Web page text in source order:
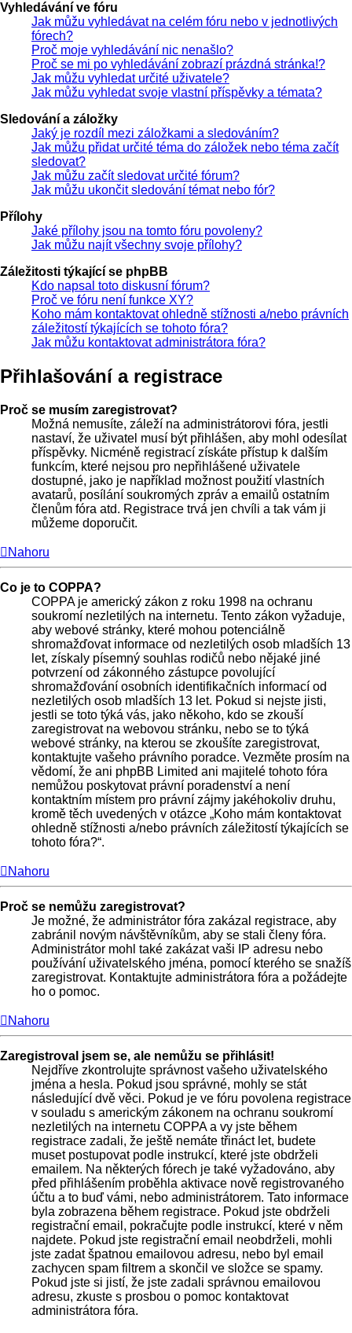
Vyhledávání ve fóru
Jak můžu vyhledávat na celém fóru nebo v jednotlivých
fórech?
Proč moje vyhledávání nic nenašlo?
Proč se mi po vyhledávání zobrazí prázdná stránka!?
Jak můžu vyhledat určité uživatele?
Jak můžu vyhledat svoje vlastní příspěvky a témata?
Sledování a záložky
Jaký je rozdíl mezi záložkami a sledováním?
Jak můžu přidat určité téma do záložek nebo téma začít
sledovat?
Jak můžu začít sledovat určité fórum?
Jak můžu ukončit sledování témat nebo fór?
Přílohy
Jaké přílohy jsou na tomto fóru povoleny?
Jak můžu najít všechny svoje přílohy?
Záležitosti týkající se phpBB
Kdo napsal toto diskusní fórum?
Proč ve fóru není funkce XY?
Koho mám kontaktovat ohledně stížnosti a/nebo právních
záležitostí týkajících se tohoto fóra?
Jak můžu kontaktovat administrátora fóra?
Přihlašování a registrace
Proč se musím zaregistrovat?
Možná nemusíte, záleží na administrátorovi fóra, jestli
nastaví, že uživatel musí být přihlášen, aby mohl odesílat
příspěvky. Nicméně registrací získáte přístup k dalším
funkcím, které nejsou pro nepřihlášené uživatele
dostupné, jako je například možnost použití vlastních
avatarů, posílání soukromých zpráv a emailů ostatním
členům fóra atd. Registrace trvá jen chvíli a tak vám ji
můžeme doporučit.
Nahoru
Co je to COPPA?
COPPA je americký zákon z roku 1998 na ochranu
soukromí nezletilých na internetu. Tento zákon vyžaduje,
aby webové stránky, které mohou potenciálně
shromažďovat informace od nezletilých osob mladších 13
let, získaly písemný souhlas rodičů nebo nějaké jiné
potvrzení od zákonného zástupce povolující
shromažďování osobních identifikačních informací od
nezletilých osob mladších 13 let. Pokud si nejste jisti,
jestli se toto týká vás, jako někoho, kdo se zkouší
zaregistrovat na webovou stránku, nebo se to týká
webové stránky, na kterou se zkoušíte zaregistrovat,
kontaktujte vašeho právního poradce. Vezměte prosím na
vědomí, že ani phpBB Limited ani majitelé tohoto fóra
nemůžou poskytovat právní poradenství a není
kontaktním místem pro právní zájmy jakéhokoliv druhu,
kromě těch uvedených v otázce „Koho mám kontaktovat
ohledně stížnosti a/nebo právních záležitostí týkajících se
tohoto fóra?“.
Nahoru
Proč se nemůžu zaregistrovat?
Je možné, že administrátor fóra zakázal registrace, aby
zabránil novým návštěvníkům, aby se stali členy fóra.
Administrátor mohl také zakázat vaši IP adresu nebo
používání uživatelského jména, pomocí kterého se snažíš
zaregistrovat. Kontaktujte administrátora fóra a požádejte
ho o pomoc.
Nahoru
Zaregistroval jsem se, ale nemůžu se přihlásit!
Nejdříve zkontrolujte správnost vašeho uživatelského
jména a hesla. Pokud jsou správné, mohly se stát
následující dvě věci. Pokud je ve fóru povolena registrace
v souladu s americkým zákonem na ochranu soukromí
nezletilých na internetu COPPA a vy jste během
registrace zadali, že ještě nemáte třináct let, budete
muset postupovat podle instrukcí, které jste obdrželi
emailem. Na některých fórech je také vyžadováno, aby
před přihlášením proběhla aktivace nově registrovaného
účtu a to buď vámi, nebo administrátorem. Tato informace
byla zobrazena během registrace. Pokud jste obdrželi
registrační email, pokračujte podle instrukcí, které v něm
najdete. Pokud jste registrační email neobdrželi, mohli
jste zadat špatnou emailovou adresu, nebo byl email
zachycen spam filtrem a skončil ve složce se spamy.
Pokud jste si jistí, že jste zadali správnou emailovou
adresu, zkuste s prosbou o pomoc kontaktovat
administrátora fóra.